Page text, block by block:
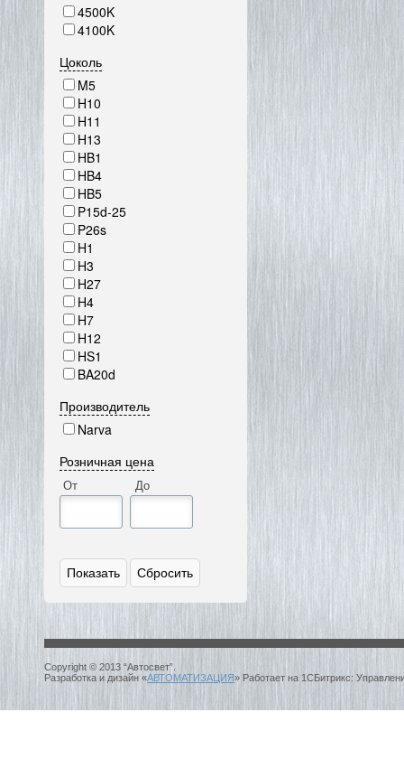
4500K
4100K
Цоколь
M5
H10
H11
H13
HB1
HB4
HB5
P15d-25
P26s
H1
H3
H27
H4
H7
H12
HS1
BA20d
Производитель
Narva
Розничная цена
От До
Copyright © 2013 “Автосвет”.
Разработка и дизайн «АВТОМАТИЗАЦИЯ» Работает на 1СБитрикс: